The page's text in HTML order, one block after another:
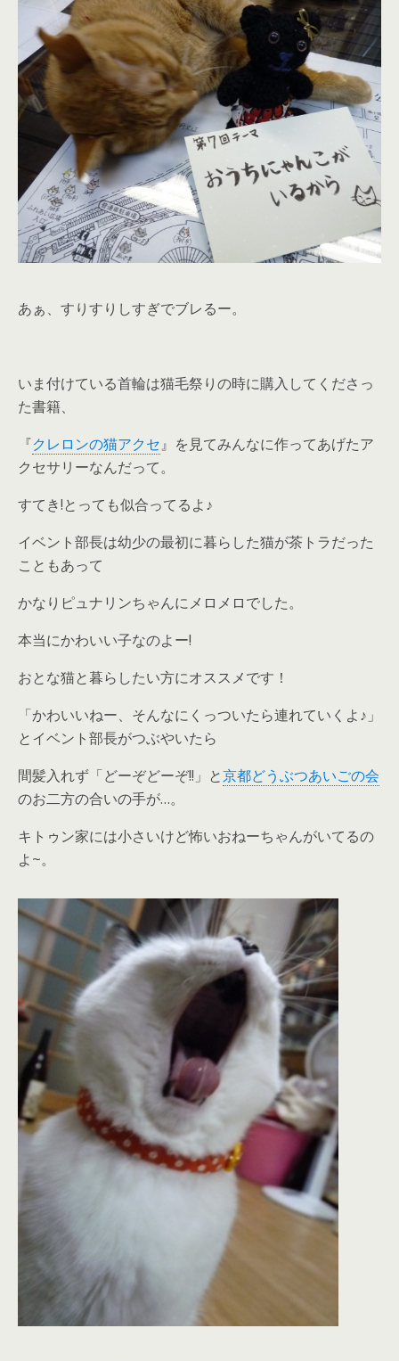
あぁ、すりすりしすぎでブレるー。
いま付けている首輪は猫毛祭りの時に購入してくださっ
た書籍、
『クレロンの猫アクセ』を見てみんなに作ってあげたア
クセサリーなんだって。
すてき!とっても似合ってるよ♪
イベント部長は幼少の最初に暮らした猫が茶トラだった
こともあって
かなりピュナリンちゃんにメロメロでした。
本当にかわいい子なのよー!
おとな猫と暮らしたい方にオススメです！
「かわいいねー、そんなにくっついたら連れていくよ♪」
とイベント部長がつぶやいたら
間髪入れず「どーぞどーぞ!!」と京都どうぶつあいごの会
のお二方の合いの手が…。
キトゥン家には小さいけど怖いおねーちゃんがいてるの
よ~。